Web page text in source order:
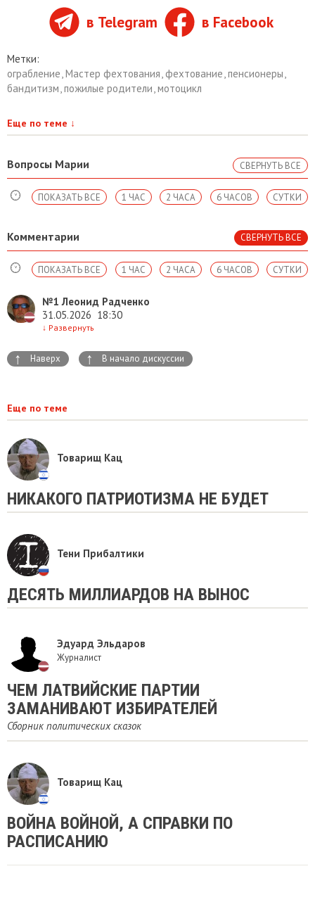
в Telegram в Facebook
Метки:
ограбление,Мастер фехтования,фехтование,пенсионеры,
бандитизм,пожилые родители,мотоцикл
Еще по теме ↓
Вопросы Марии СВЕРНУТЬ ВСЕ
СУТКИ
6 ЧАСОВ
2 ЧАСА
1 ЧАС
ПОКАЗАТЬ ВСЕ
Комментарии СВЕРНУТЬ ВСЕ
СУТКИ
6 ЧАСОВ
2 ЧАСА
1 ЧАС
ПОКАЗАТЬ ВСЕ
№1 Леонид Радченко
31.05.2026 18:30
↓ Развернуть
↑ Наверх ↑ В начало дискуссии
Еще по теме
Товарищ Кац
НИКАКОГО ПАТРИОТИЗМА НЕ БУДЕТ
Тени Прибалтики
ДЕСЯТЬ МИЛЛИАРДОВ НА ВЫНОС
Эдуард Эльдаров
Журналист
ЧЕМ ЛАТВИЙСКИЕ ПАРТИИ
ЗАМАНИВАЮТ ИЗБИРАТЕЛЕЙ
Сборник политических сказок
Товарищ Кац
ВОЙНА ВОЙНОЙ, А СПРАВКИ ПО
РАСПИСАНИЮ